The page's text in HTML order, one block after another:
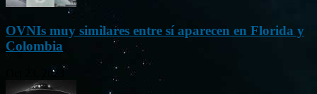
OVNIs muy similares entre sí aparecen en Florida y
Colombia
Oct 23, 2023